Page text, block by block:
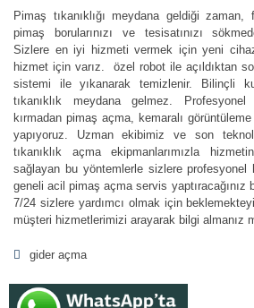
Pimaş tıkanıklığı meydana geldiği zaman,
pimaş borularınızı ve tesisatınızı
Sizlere en iyi hizmeti vermek için yeni
hizmet için varız. özel robot ile açıldıktan
sistemi ile yıkanarak temizlenir. Bilinçli
tıkanıklık meydana gelmez.
kırmadan pimaş açma, kemaralı
yapıyoruz. Uzman ekibimiz ve son
tıkanıklık açma ekipmanlarımızla
sağlayan bu yöntemlerle sizlere profesyonel
geneli acil pimaş açma servis yaptıracağınız
7/24 sizlere yardımcı olmak için
müşteri hizmetlerimizi arayarak bilgi almanız
gider açma